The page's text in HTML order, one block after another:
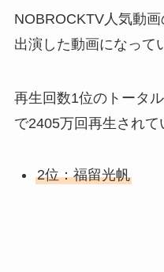
NOBROCKTV人気動
出演した動画になって
再生回数1位のトータ
で2405万回再生されて
2位：福留光帆